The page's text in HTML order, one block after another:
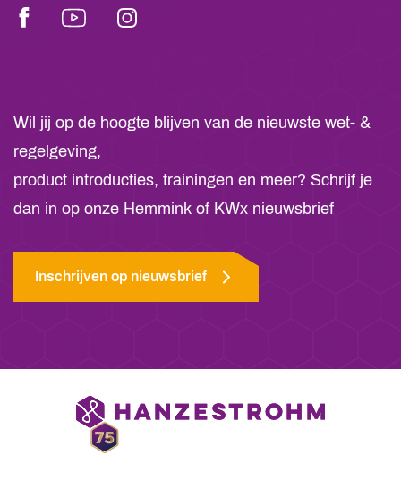
FacebookYoutubeInstagram
Wil jij op de hoogte blijven van de nieuwste wet- &
regelgeving,
product introducties, trainingen en meer? Schrijf je
dan in op onze Hemmink of KWx nieuwsbrief
Inschrijven op nieuwsbrief